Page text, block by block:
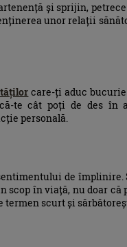
și sprijin,
unor relații
care-ți aduc
te cât poți de des în
personală.
de
scop în viață, nu doar
scurt și